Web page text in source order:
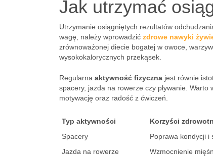
Jak utrzymać
Utrzymanie osiągniętych rezultatów
wagę, należy wprowadzić zdrowe nawyki
zrównoważonej diecie bogatej w owoce,
wysokokalorycznych przekąsek.
Regularna aktywność fizyczna jest równie
spacery, jazda na rowerze czy pływanie.
motywację oraz radość z ćwiczeń.
Typ aktywności Korzyści
Spacery
Poprawa kondycji i
Jazda na rowerze
Wzmocnienie